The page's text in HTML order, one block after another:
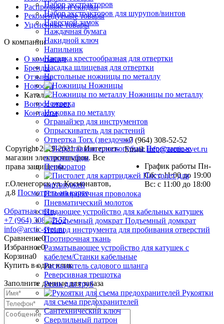
Набор экстракторов
Набор экстракторов для шурупов/винтов
Навесной замок
Наждачная бумага
Накидной ключ
Напильник
Насадка крестообразная для отвертки
Насадка шлицевая для отвертки
Настольные ножницы по металлу
Ножницы
Ножницы по металлу
Ножовка
Ножовка по металлу
Огранайзер для инструментов
Опрыскиватель для растений
Отвертка Torx (звездочка)
Переставные
плоскогубцы
Перфоратор
Пистолет для
картриджей
Пломбировочная проволока
Пневматический молоток
Подающее устройство для кабельных катушек
Подъемный домкрат
Привод инструмента для пробивания отверстий
Протирочная ткань
Разматывающее устройство для катушек с
кабелем/Станки кабельные
Распылитель садового шланга
Реверсивная трещотка
Резак для труб
Рукоятки
для съема предохранителей
Сантехнический ключ
Сверлильный патрон
Распродажи и скидки
Рекомендуемые товары
Уцененные товары
О компании
О компании
Бренды
Отзывы
Новости
Каталог
Вопрос ответ
Контакты
Copyright 2019-2021 © Интернет-
магазин электротоваров. Все
права защищены.
г.Оленегорск ул. Космонавтов,
д.8 Посмотреть на карте
+7 (964) 308-52-52
Email:info@arctic-svet.ru
График работы Пн-
Сб: с 11:00 до 19:00
Вс: с 11:00 до 18:00
Обратная связь
+7 (964) 308-52-52
info@arctic-svet.ru
Сравнение0
Избранное0
Корзина0
Купить в один клик
Заполните данные для заказа